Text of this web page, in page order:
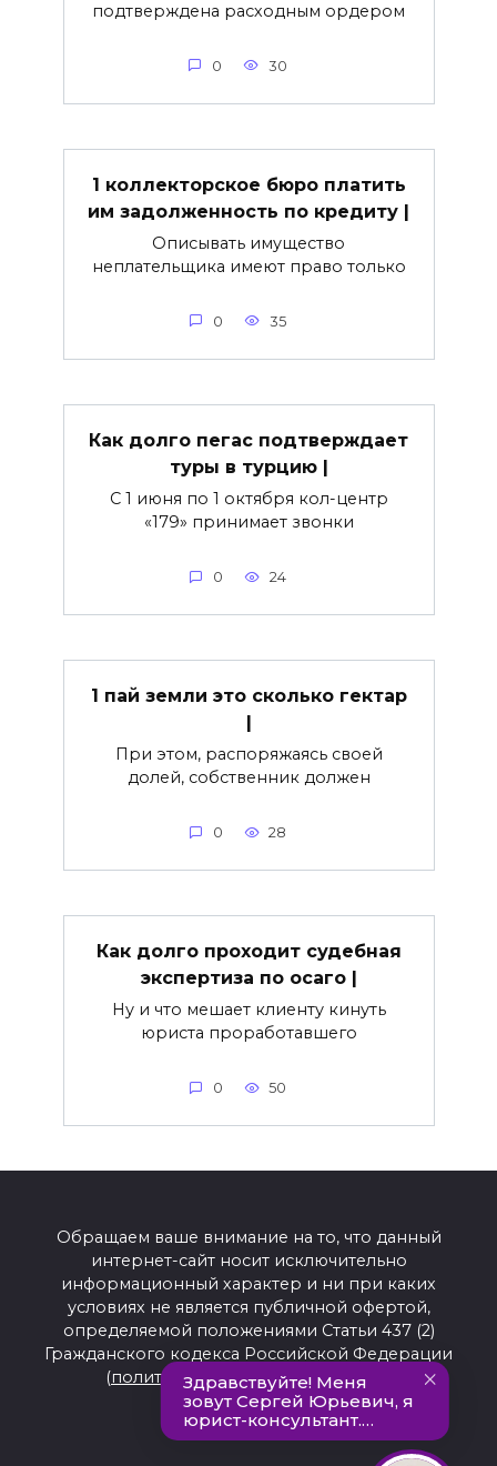
подтверждена расходным ордером
0 30
1 коллекторское бюро платить
им задолженность по кредиту |
Описывать имущество
неплательщика имеют право только
0 35
Как долго пегас подтверждает
туры в турцию |
С 1 июня по 1 октября кол-центр
«179» принимает звонки
0 24
1 пай земли это сколько гектар
|
При этом, распоряжаясь своей
долей, собственник должен
0 28
Как долго проходит судебная
экспертиза по осаго |
Ну и что мешает клиенту кинуть
юриста проработавшего
0 50
Обращаем ваше внимание на то, что данный
интернет-сайт носит исключительно
информационный характер и ни при каких
условиях не является публичной офертой,
определяемой положениями Статьи 437 (2)
Гражданского кодекса Российской Федерации
(политика конфиденциальности
© 2021